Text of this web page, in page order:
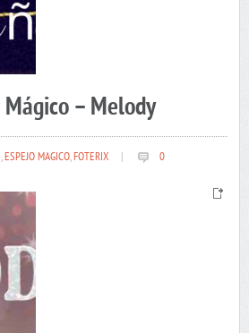
Mágico – Melody
,ESPEJO MAGICO,FOTERIX 0